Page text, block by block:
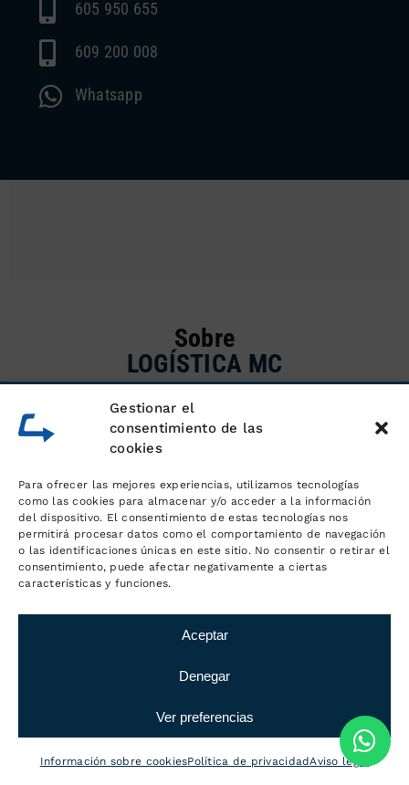
Gestionar el
consentimiento de las
cookies
Para ofrecer las mejores experiencias, utilizamos tecnologías
como las cookies para almacenar y/o acceder a la información
del dispositivo. El consentimiento de estas tecnologías nos
permitirá procesar datos como el comportamiento de navegación
o las identificaciones únicas en este sitio. No consentir o retirar el
consentimiento, puede afectar negativamente a ciertas
características y funciones.
Aceptar
Denegar
Ver preferencias
Información sobre cookiesPolítica de privacidadAviso legal
605 950 655
609 200 008
Whatsapp
Sobre
LOGÍSTICA MC
En nuestras instalaciones, ubicadas
muy cerca de La Garriga, gestionamos
tipo de empresas. Confían en
nosotros las marcas más importantes.